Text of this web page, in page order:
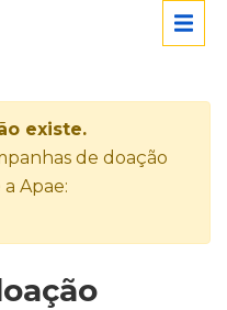
existe.
de doação
Apae: